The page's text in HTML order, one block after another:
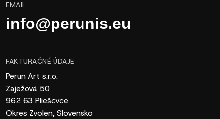
EMAIL
info@perunis.eu
FAKTURAČNÉ ÚDAJE
Perun Art s.r.o.
Zaježová 50
962 63 Pliešovce
Okres Zvolen, Slovensko